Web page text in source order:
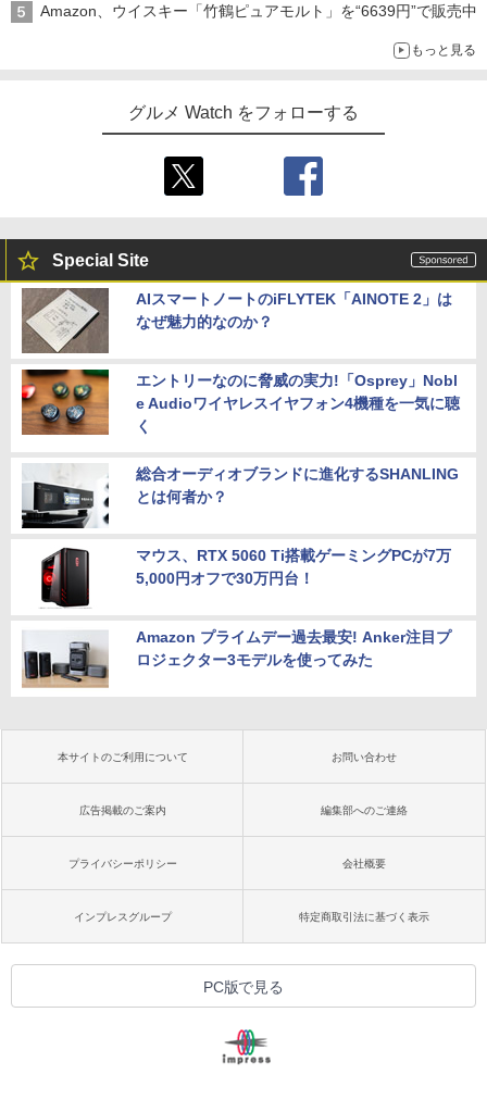
Amazon、ウイスキー「竹鶴ピュアモルト」を“6639円”で販売中
もっと見る
グルメ Watch をフォローする
Special Site
AIスマートノートのiFLYTEK「AINOTE 2」は
なぜ魅力的なのか？
エントリーなのに脅威の実力!「Osprey」Nobl
e Audioワイヤレスイヤフォン4機種を一気に聴
く
総合オーディオブランドに進化するSHANLING
とは何者か？
マウス、RTX 5060 Ti搭載ゲーミングPCが7万
5,000円オフで30万円台！
Amazon プライムデー過去最安! Anker注目プ
ロジェクター3モデルを使ってみた
本サイトのご利用について お問い合わせ
広告掲載のご案内 編集部へのご連絡
プライバシーポリシー 会社概要
インプレスグループ 特定商取引法に基づく表示
PC版で見る